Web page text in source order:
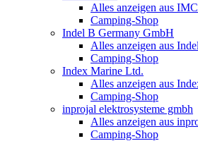
Alles anzeigen aus
Camping-Shop
Indel B Germany GmbH
Alles anzeigen aus
Camping-Shop
Index Marine Ltd.
Alles anzeigen aus
Camping-Shop
inprojal elektrosysteme gmbh
Alles anzeigen aus
Camping-Shop